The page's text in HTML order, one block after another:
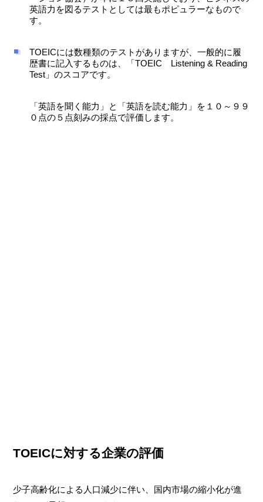
英語力を図るテストとしては最もポピュラーなもので
す。
TOEICには数種類のテストがありますが、一般的に履
歴書に記入するものは、「TOEIC Listening & Reading
Test」のスコアです。
「英語を聞く能力」と「英語を読む能力」を１０～９９
０点の５点刻みの採点で評価します。
TOEICに対する企業の評価
少子高齢化による人口減少に伴い、国内市場の縮小化が進